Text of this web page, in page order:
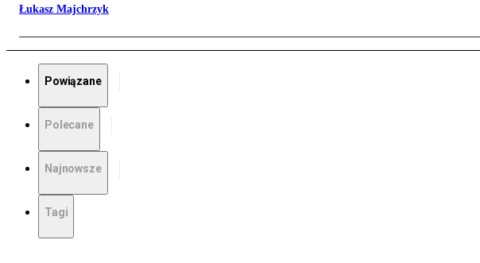
Łukasz Majchrzyk
Powiązane
Polecane
Najnowsze
Tagi